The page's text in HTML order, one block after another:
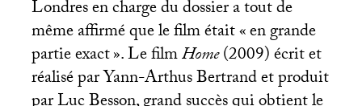
Londres en charge du dossier a tout de
même affirmé que le film était «en grande
partie exact». Le filmHome(2009) écrit et
réalisé par Yann-Arthus Bertrand et produit